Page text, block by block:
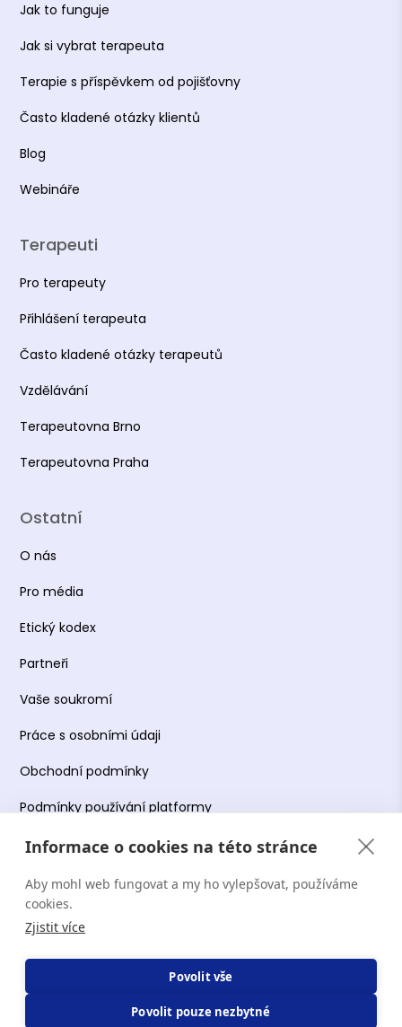
Informace o cookies na této stránce
Aby mohl web fungovat a my ho vylepšovat, používáme
cookies.
Zjistit více
Povolit vše
Povolit pouze nezbytné
Jak to funguje
Jak si vybrat terapeuta
Terapie s příspěvkem od pojišťovny
Často kladené otázky klientů
Blog
Webináře
Terapeuti
Pro terapeuty
Přihlášení terapeuta
Často kladené otázky terapeutů
Vzdělávání
Terapeutovna Brno
Terapeutovna Praha
Ostatní
O nás
Pro média
Etický kodex
Partneři
Vaše soukromí
Práce s osobními údaji
Obchodní podmínky
Podmínky používání platformy
Copyright Terapie CZ s.r.o. 2026. Všechna práva
vyhrazena. Web provozuje Terapie CZ s.r.o. IČO: